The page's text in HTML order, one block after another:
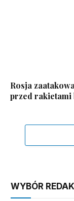
Rosja
przed rakietami
WYBÓR